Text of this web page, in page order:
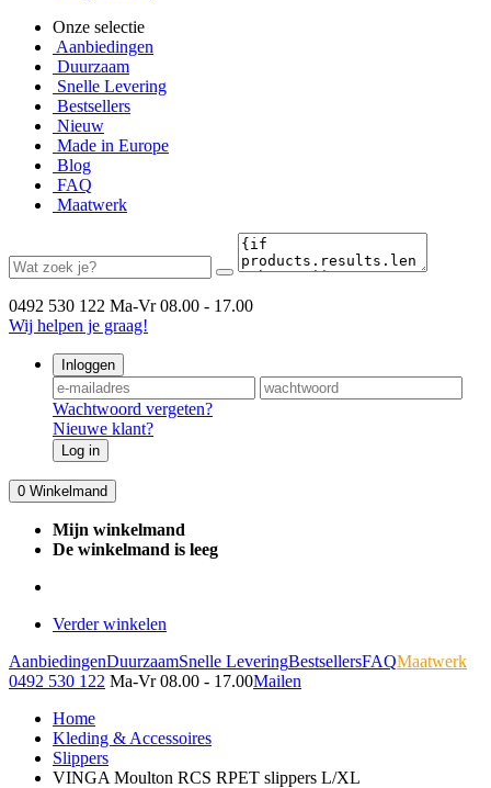
Onze selectie
Aanbiedingen
Duurzaam
Snelle Levering
Bestsellers
Nieuw
Made in Europe
Blog
FAQ
Maatwerk
0492 530 122 Ma-Vr 08.00 - 17.00
Wij helpen je graag!
Inloggen
Wachtwoord vergeten?
Nieuwe klant?
Log in
0 Winkelmand
Mijn winkelmand
De winkelmand is leeg
Verder winkelen
AanbiedingenDuurzaamSnelle LeveringBestsellersFAQMaatwerk
0492 530 122 Ma-Vr 08.00 - 17.00Mailen
Home
Kleding & Accessoires
Slippers
VINGA Moulton RCS RPET slippers L/XL